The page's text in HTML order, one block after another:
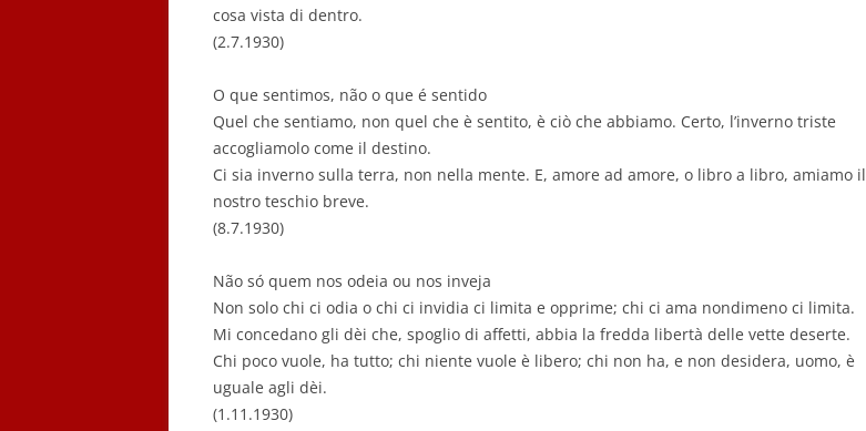
cosa vista di dentro.
(2.7.1930)
O que sentimos, não o que é sentido
Quel che sentiamo, non quel che è sentito, è ciò che abbiamo. Certo, l’inverno triste
accogliamolo come il destino.
Ci sia inverno sulla terra, non nella mente. E, amore ad amore, o libro a libro, amiamo il
nostro teschio breve.
(8.7.1930)
Não só quem nos odeia ou nos inveja
Non solo chi ci odia o chi ci invidia ci limita e opprime; chi ci ama nondimeno ci limita.
Mi concedano gli dèi che, spoglio di affetti, abbia la fredda libertà delle vette deserte.
Chi poco vuole, ha tutto; chi niente vuole è libero; chi non ha, e non desidera, uomo, è
uguale agli dèi.
(1.11.1930)